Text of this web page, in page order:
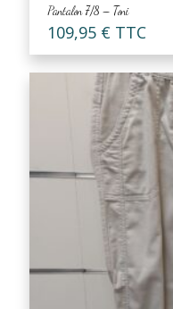
Pantalon 7/8 – Toni
109,95 € TTC